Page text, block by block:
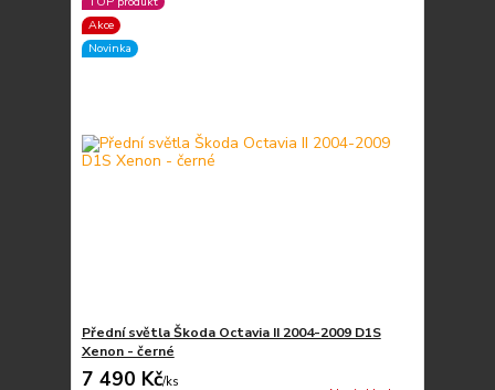
Akce
Novinka
Přední světla Škoda Octavia II 2004-2009 D1S
Xenon - černé
7 490 Kč/ks